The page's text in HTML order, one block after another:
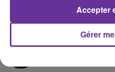
de notre époque et notre
faibles.”
Gérer
Accepter